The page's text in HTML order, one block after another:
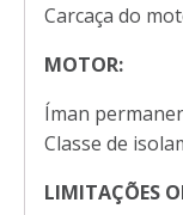
Carcaça do
MOTOR:
Íman
Classe de
LIMITAÇÕES